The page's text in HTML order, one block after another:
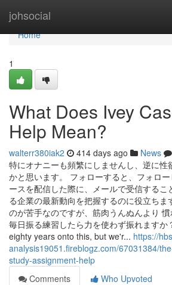
johsocial
Home
Home
1
What Does Ivey
Help Mean?
walterr380iak2 414 days ago News
特にオナニーも頻繁にしませんし、逆に性
かと思います。 フォローすると、フォロ
ースを配信した際に、メールで受信するこ
る企業の最新動向を把握するのに役立ちま
のが苦手なのですが、筋肉うんぬんより
毎日振る練習したら力を使わず振れます
eighty years onto this, but we'r... https://
analysis19051.fireblogz.com/67031384/
study-assignment-help
Comments
Who Upvoted